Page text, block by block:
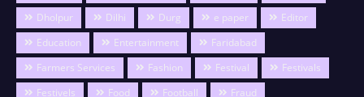
Dholpur
Dilhi Durg e paper
Editor
Education
Entertainment
Faridabad
Farmers Services
Fashion Festival
Festivals
Festivels
Food Football
Fraud